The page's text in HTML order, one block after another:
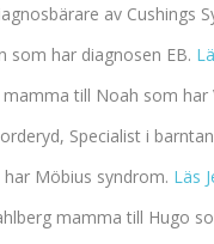
av Cushings
som har diagnosen EB.
mamma till Noah som har
Specialist i
har Möbius syndrom. Läs
mamma till Hugo